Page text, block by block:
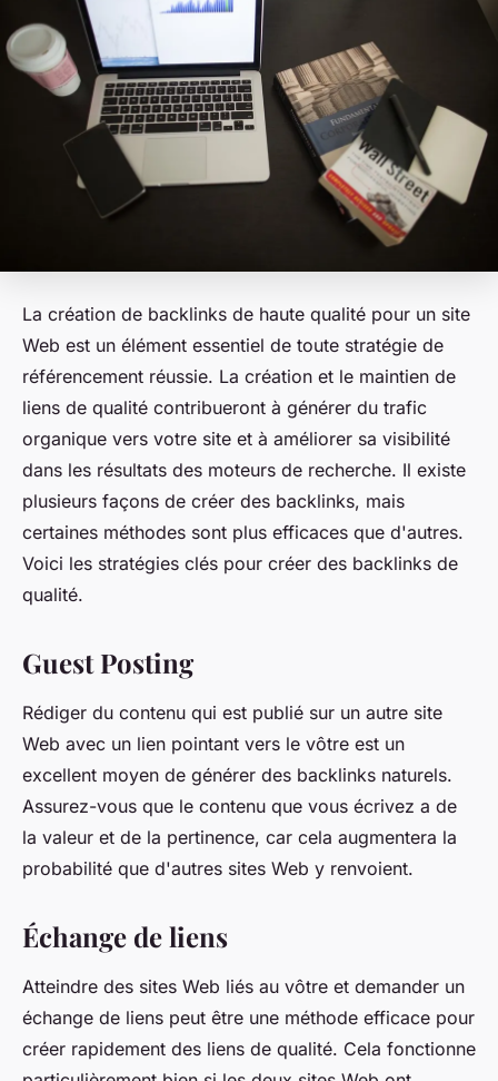
La création de backlinks de haute qualité pour un site
Web est un élément essentiel de toute stratégie de
référencement réussie. La création et le maintien de
liens de qualité contribueront à générer du trafic
organique vers votre site et à améliorer sa visibilité
dans les résultats des moteurs de recherche. Il existe
plusieurs façons de créer des backlinks, mais
certaines méthodes sont plus efficaces que d'autres.
Voici les stratégies clés pour créer des backlinks de
qualité.
Guest Posting
Rédiger du contenu qui est publié sur un autre site
Web avec un lien pointant vers le vôtre est un
excellent moyen de générer des backlinks naturels.
Assurez-vous que le contenu que vous écrivez a de
la valeur et de la pertinence, car cela augmentera la
probabilité que d'autres sites Web y renvoient.
Échange de liens
Atteindre des sites Web liés au vôtre et demander un
échange de liens peut être une méthode efficace pour
créer rapidement des liens de qualité. Cela fonctionne